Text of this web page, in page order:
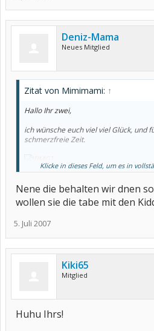
Deniz-Mama
Neues Mitglied
Zitat von Mimimami: ↑
Hallo Ihr zwei,
ich wünsche euch viel viel Glück, und
schmerzfreie Zeit.
Solltet ihr Sonne sehen, nicht
Württemberg schicken.
Klicke in dieses Feld, um es in
Nene die behalten wir dnen
wollen sie die tabe mit den
5. Juli 2007
Kiki65
Mitglied
Huhu Ihrs!